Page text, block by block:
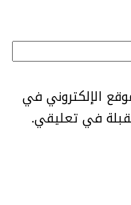
الإلكتروني في
في تعليقي.